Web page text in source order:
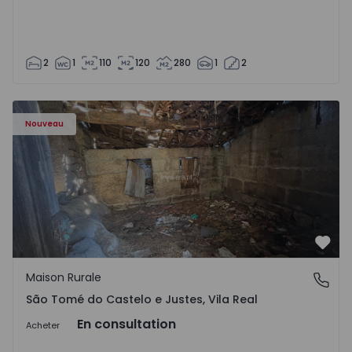
2 1 110 120 280 1 2
Nouveau
Maison Vila Real, São Tomé do Castelo e Justes -
São Tomé do Castelo e Justes, Vila Real
Maison Rurale
São Tomé do Castelo e Justes, Vila Real
Acheter En consultation